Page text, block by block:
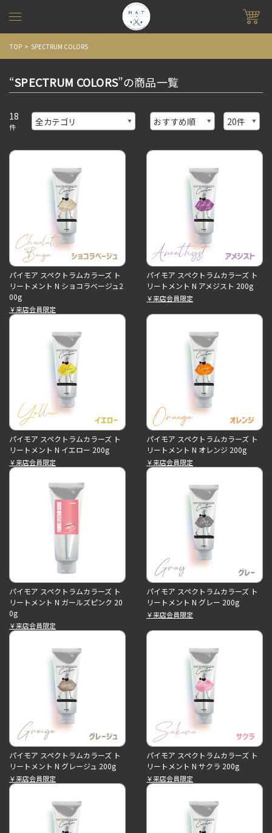
TOP SPECTRUM COLORS
“SPECTRUM COLORS”の商品一覧
18
件
パイモア スペクトラムカラーズ ト
リートメント N ショコラベージュ2
00g
￥来店会員限定
パイモア スペクトラムカラーズ ト
リートメント N アメジスト 200g
￥来店会員限定
パイモア スペクトラムカラーズ ト
リートメント N イエロー 200g
￥来店会員限定
パイモア スペクトラムカラーズ ト
リートメント N オレンジ 200g
￥来店会員限定
パイモア スペクトラムカラーズ ト
リートメント N ガールズピンク 20
0g
￥来店会員限定
パイモア スペクトラムカラーズ ト
リートメント N グレー 200g
￥来店会員限定
パイモア スペクトラムカラーズ ト
リートメント N グレージュ 200g
￥来店会員限定
パイモア スペクトラムカラーズ ト
リートメント N サクラ 200g
￥来店会員限定